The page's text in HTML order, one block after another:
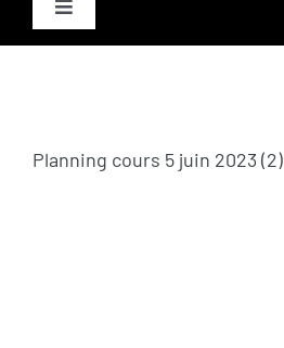
Toggle
Planning cours 5 juin 2023 (2)